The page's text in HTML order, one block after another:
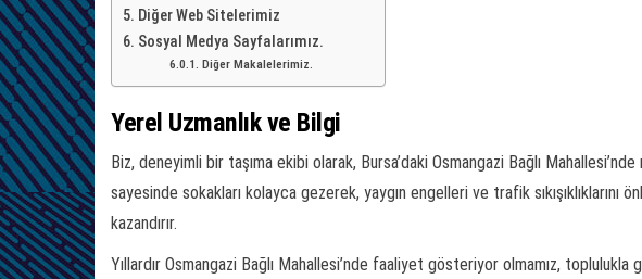
Diğer Web Sitelerimiz
Sosyal Medya Sayfalarımız.
Diğer Makalelerimiz.
Yerel Uzmanlık ve Bilgi
Biz, deneyimli bir taşıma ekibi olarak, Bursa’daki Osmangazi Bağlı
sayesinde sokakları kolayca gezerek, yaygın engelleri ve trafik sıkışıklıklarını
kazandırır.
Yıllardır Osmangazi Bağlı Mahallesi’nde faaliyet gösteriyor olmamız,